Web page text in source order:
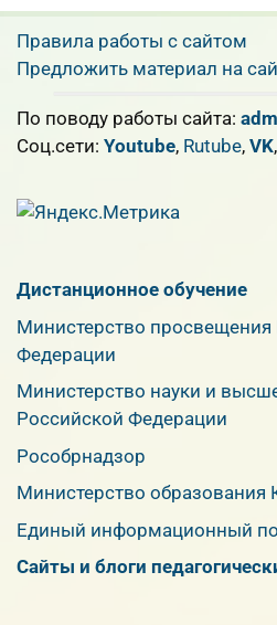
Правила работы с сайтом
Предложить материал на
По поводу работы сайта:
Cоц.сети: Youtube, Rutube, VK,
Дистанционное обучение
Министерство просвещения
Федерации
Министерство науки и
Российской Федерации
Рособрнадзор
Министерство образования
Единый информационный
Сайты и блоги